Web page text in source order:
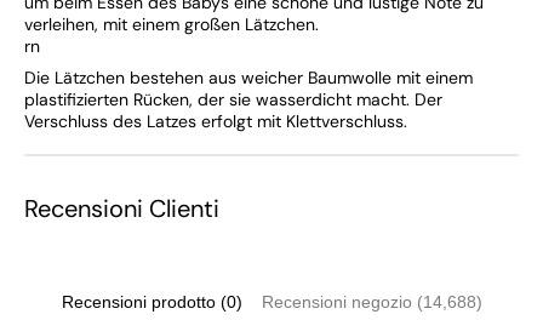
verleihen, mit einem großen Lätzchen.
rn
Die Lätzchen bestehen aus weicher Baumwolle mit einem
plastifizierten Rücken, der sie wasserdicht macht. Der
Verschluss des Latzes erfolgt mit Klettverschluss.
Recensioni Clienti
Recensioni prodotto (0) Recensioni negozio (14,688)